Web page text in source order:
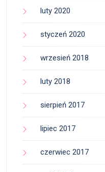
luty 2020
styczeń 2020
wrzesień 2018
luty 2018
sierpień 2017
lipiec 2017
czerwiec 2017